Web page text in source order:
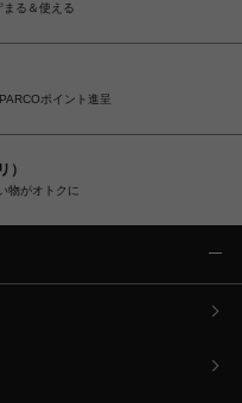
る＆使える
ポイント進呈
）
物がオトクに